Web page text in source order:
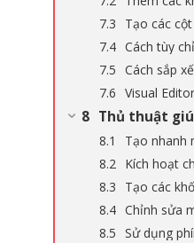
Tạo các
Cách tùy
Cách sắp
Visual
Thủ thuật
Tạo nhanh
Kích hoạt
Tạo các
Chỉnh sửa
Sử dụng